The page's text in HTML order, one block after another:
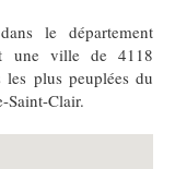
le département
une ville de 4118
plus peuplées du
Saint-Clair.